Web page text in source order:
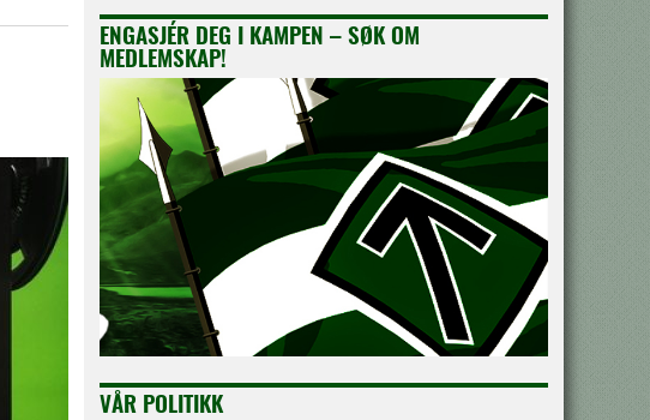
ENGASJÉR DEG I KAMPEN – SØK OM
MEDLEMSKAP!
VÅR POLITIKK